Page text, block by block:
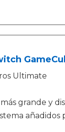
Ultimate
grande y